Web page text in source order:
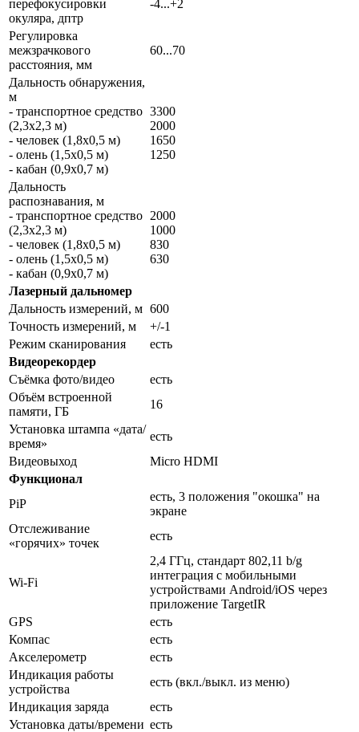
перефокусировки
окуляра, дптр
-4...+2
Регулировка
межзрачкового
расстояния, мм
60...70
Дальность обнаружения,
м
- транспортное средство
(2,3x2,3 м)
- человек (1,8x0,5 м)
- олень (1,5x0,5 м)
- кабан (0,9x0,7 м)
3300
2000
1650
1250
Дальность
распознавания, м
- транспортное средство
(2,3x2,3 м)
- человек (1,8x0,5 м)
- олень (1,5x0,5 м)
- кабан (0,9x0,7 м)
2000
1000
830
630
Лазерный дальномер
Дальность измерений, м 600
Точность измерений, м
+/-1
Режим сканирования
есть
Видеорекордер
Съёмка фото/видео
есть
Объём встроенной
памяти, ГБ
16
Установка штампа «дата/
время»
есть
Видеовыход
Micro HDMI
Функционал
PiP
есть, 3 положения "окошка" на
экране
Отслеживание
«горячих» точек
есть
Wi-Fi
2,4 ГГц, стандарт 802,11 b/g
интеграция с мобильными
устройствами Android/iOS через
приложение TargetIR
GPS
есть
Компас
есть
Акселерометр
есть
Индикация работы
устройства
есть (вкл./выкл. из меню)
Индикация заряда
есть
Установка даты/времени есть